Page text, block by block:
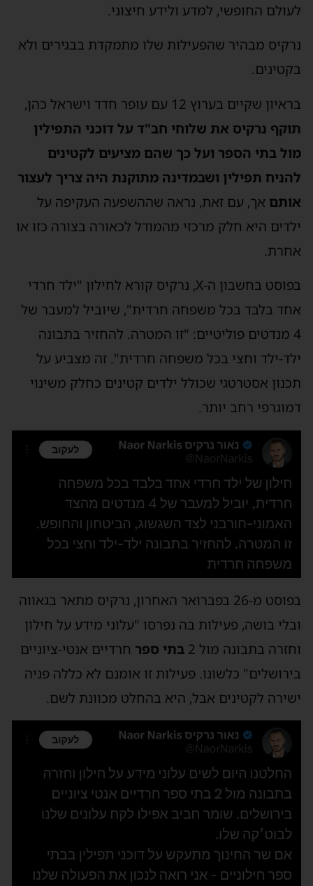
לעולם החופשי, למדע ולידע חיצוני.
נרקיס מבהיר שהפעילות שלו מתמקדת בבגירים ולא
בקטינים.
בראיון שקיים בערוץ 12 עם עופר חדד וישראל כהן,
תוקף נרקיס את שלוחי חב"ד על דוכני התפילין
מול בתי הספר ועל כך שהם מציעים לקטינים
להניח תפילין ושבמדינה מתוקנת היה צריך לעצור
אותם אך, עם זאת, נראה שההשפעה העקיפה על
ילדים היא חלק מרכזי מהמודל לכאורה בצורה כזו או
אחרת.
בפוסט בחשבון ה-X, נרקיס קורא לחילון "ילד חרדי
אחד בלבד בכל משפחה חרדית", שיוביל למעבר של
4 מנדטים פוליטיים: "זו המטרה. להחזיר בתבונה
ילד-ילד וחצי בכל משפחה חרדית". זה מצביע על
תכנון אסטרטגי שכולל ילדים קטינים כחלק משינוי
דמוגרפי רחב יותר.
בפוסט מ-26 בפברואר האחרון, נרקיס מתאר בגאווה
ובלי בושה, פעילות בה נפרסו "עלוני מידע על חילון
וחזרה בתבונה מול 2
בתי ספר חרדיים אנטי-ציוניים
בירושלים" כלשונו. פעילות זו אומנם לא כללה פניה
ישירה לקטינים אבל, היא בהחלט מכוונת לשם.